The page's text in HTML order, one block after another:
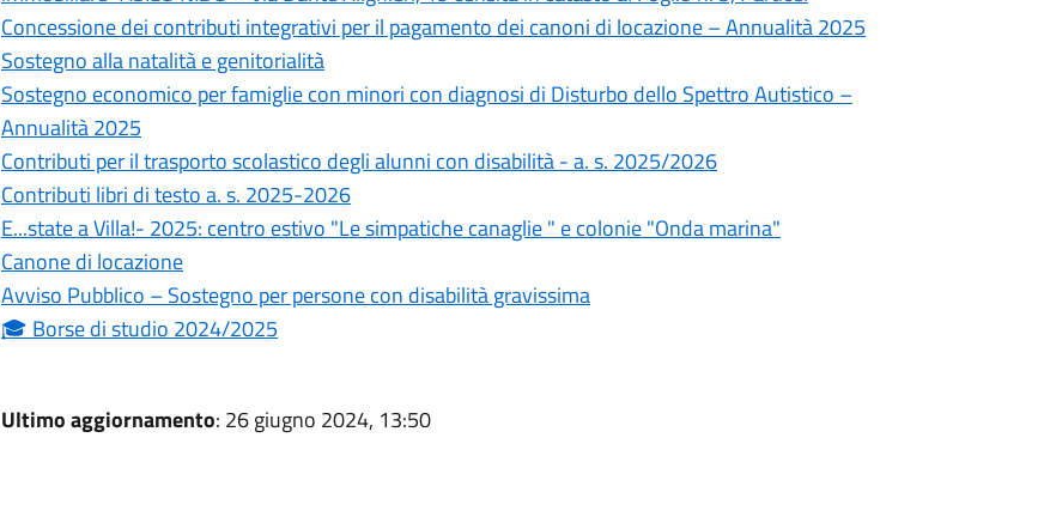
Concessione dei contributi integrativi per il pagamento dei canoni di locazione – Annualità 2025
Sostegno alla natalità e genitorialità
Sostegno economico per famiglie con minori con diagnosi di Disturbo dello Spettro Autistico –
Annualità 2025
Contributi per il trasporto scolastico degli alunni con disabilità - a. s. 2025/2026
Contributi libri di testo a. s. 2025-2026
E...state a Villa!- 2025: centro estivo "Le simpatiche canaglie " e colonie "Onda marina"
Canone di locazione
Avviso Pubblico – Sostegno per persone con disabilità gravissima
🎓 Borse di studio 2024/2025
Ultimo aggiornamento: 26 giugno 2024, 13:50